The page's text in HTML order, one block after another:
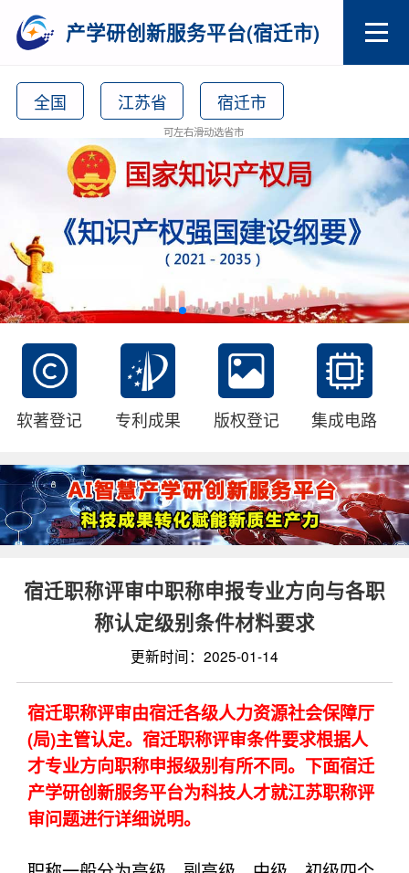
产学研创新服务平台(宿迁市)
全国 江苏省 宿迁市
可左右滑动选省市
软著登记 专利成果 版权登记 集成电路
宿迁职称评审中职称申报专业方向与各职
称认定级别条件材料要求
更新时间：2025-01-14
宿迁职称评审由宿迁各级人力资源社会保障厅
(局)主管认定。宿迁职称评审条件要求根据人
才专业方向职称申报级别有所不同。下面宿迁
产学研创新服务平台为科技人才就江苏职称评
审问题进行详细说明。